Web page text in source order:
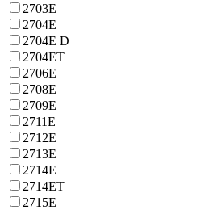
2703E
2704E
2704E D
2704ET
2706E
2708E
2709E
2711E
2712E
2713E
2714E
2714ET
2715E